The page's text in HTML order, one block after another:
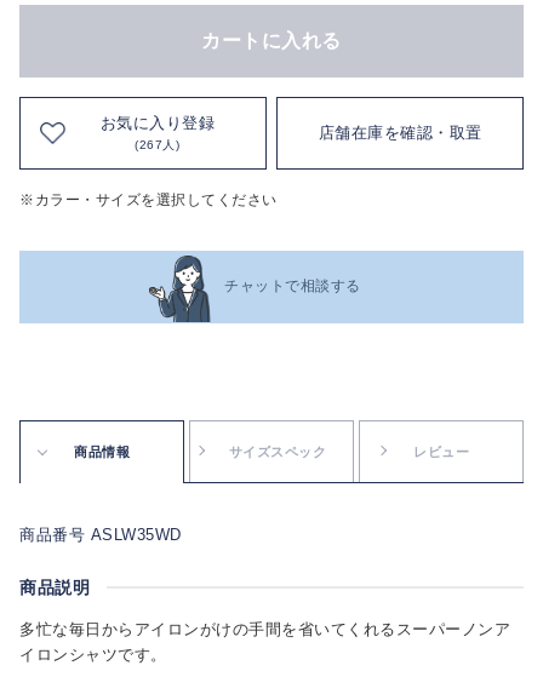
カートに入れる
お気に入り登録
(267人)
店舗在庫を確認・取置
※カラー・サイズを選択してください
チャットで相談する
商品情報 サイズスペック レビュー
商品番号 ASLW35WD
商品説明
多忙な毎日からアイロンがけの手間を省いてくれるスーパーノンア
イロンシャツです。